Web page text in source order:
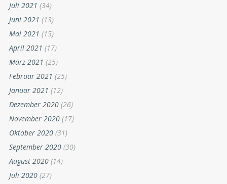
Juli 2021 (34)
Juni 2021 (13)
Mai 2021 (15)
April 2021 (17)
März 2021 (25)
Februar 2021 (25)
Januar 2021 (12)
Dezember 2020 (26)
November 2020 (17)
Oktober 2020 (31)
September 2020 (30)
August 2020 (14)
Juli 2020 (27)